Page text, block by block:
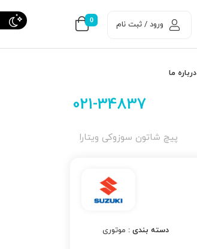
0 ورود / ثبت نام
درباره ما
021-34837
پیچ شاتون سوزوکی ویتارا
دسته بندی : موتوری